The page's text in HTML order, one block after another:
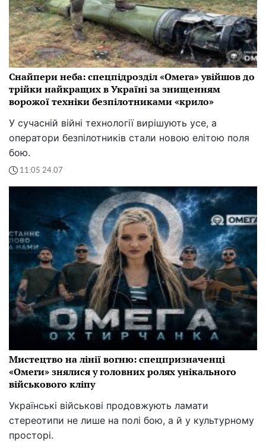
Снайпери неба: спецпідрозділ «Омега» увійшов до
трійки найкращих в Україні за знищенням
ворожої техніки безпілотниками «крило»
У сучасній війні технології вирішують усе, а
оператори безпілотників стали новою елітою поля
бою.
11:05 24.07
Мистецтво на лінії вогню: спецпризначенці
«Омеги» знялися у головних ролях унікального
військового кліпу
Українські військові продовжують ламати
стереотипи не лише на полі бою, а й у культурному
просторі.